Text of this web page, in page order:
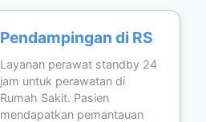
Pendampingan di RS
Layanan perawat standby 24
jam untuk perawatan di
Rumah Sakit. Pasien
mendapatkan pemantauan